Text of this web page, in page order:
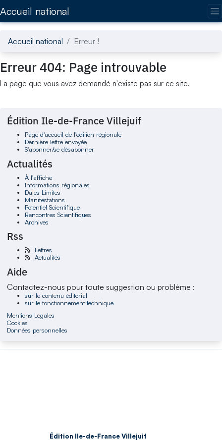
Accueil national
Accueil national Erreur !
Erreur 404: Page introuvable
La page que vous avez demandé n'existe pas sur ce site.
Édition Ile-de-France Villejuif
Page d'accueil de l'édition régionale
Dernière lettre envoyée
S'abonner/se désabonner
Actualités
À l'affiche
Informations régionales
Dates Limites
Manifestations
Potentiel Scientifique
Rencontres Scientifiques
Archives
Rss
Lettres
Actualités
Aide
Contactez-nous pour toute suggestion ou problème :
sur le contenu éditorial
sur le fonctionnement technique
Mentions Légales
Cookies
Données personnelles
Édition Ile-de-France Villejuif